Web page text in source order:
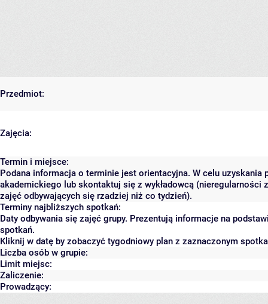
Przedmiot:
Zajęcia:
Termin i miejsce:
Podana informacja o terminie jest orientacyjna. W celu
akademickiego lub skontaktuj się z wykładowcą (nieregularności
zajęć odbywających się rzadziej niż co tydzień).
Terminy najbliższych spotkań:
Daty odbywania się zajęć grupy. Prezentują informacje na
spotkań.
Kliknij w datę by zobaczyć tygodniowy plan z zaznaczonym
Liczba osób w grupie:
Limit miejsc:
Zaliczenie:
Prowadzący: